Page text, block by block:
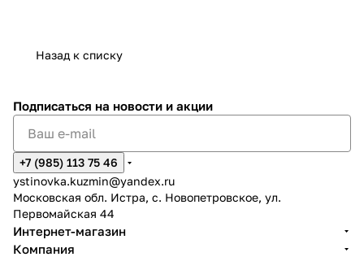
Назад к списку
Подписаться на новости и акции
+7 (985) 113 75 46
ystinovka.kuzmin@yandex.ru
Московская обл. Истра, с. Новопетровское, ул.
Первомайская 44
Интернет-магазин
Компания